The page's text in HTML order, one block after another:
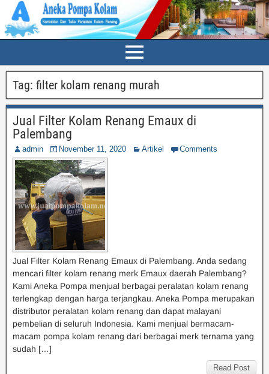
Tag: filter kolam renang murah
Jual Filter Kolam Renang Emaux di
Palembang
admin November 11, 2020 Artikel Comments
Jual Filter Kolam Renang Emaux di Palembang. Anda sedang
mencari filter kolam renang merk Emaux daerah Palembang?
Kami Aneka Pompa menjual berbagai peralatan kolam renang
terlengkap dengan harga terjangkau. Aneka Pompa merupakan
distributor peralatan kolam renang dan dapat malayani
pembelian di seluruh Indonesia. Kami menjual bermacam-
macam pompa kolam renang dari berbagai merk ternama yang
sudah […]
Read Post